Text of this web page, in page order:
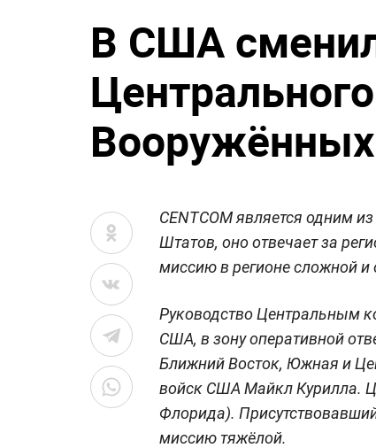
В США
CENTCOM является одним
Штатов, оно отвечает за
миссию в регионе сложной и
Руководство Центральным
США, в зону оперативной
Ближний Восток, Южная и
войск США Майкл Курилла.
Флорида).
миссию тяжёлой.